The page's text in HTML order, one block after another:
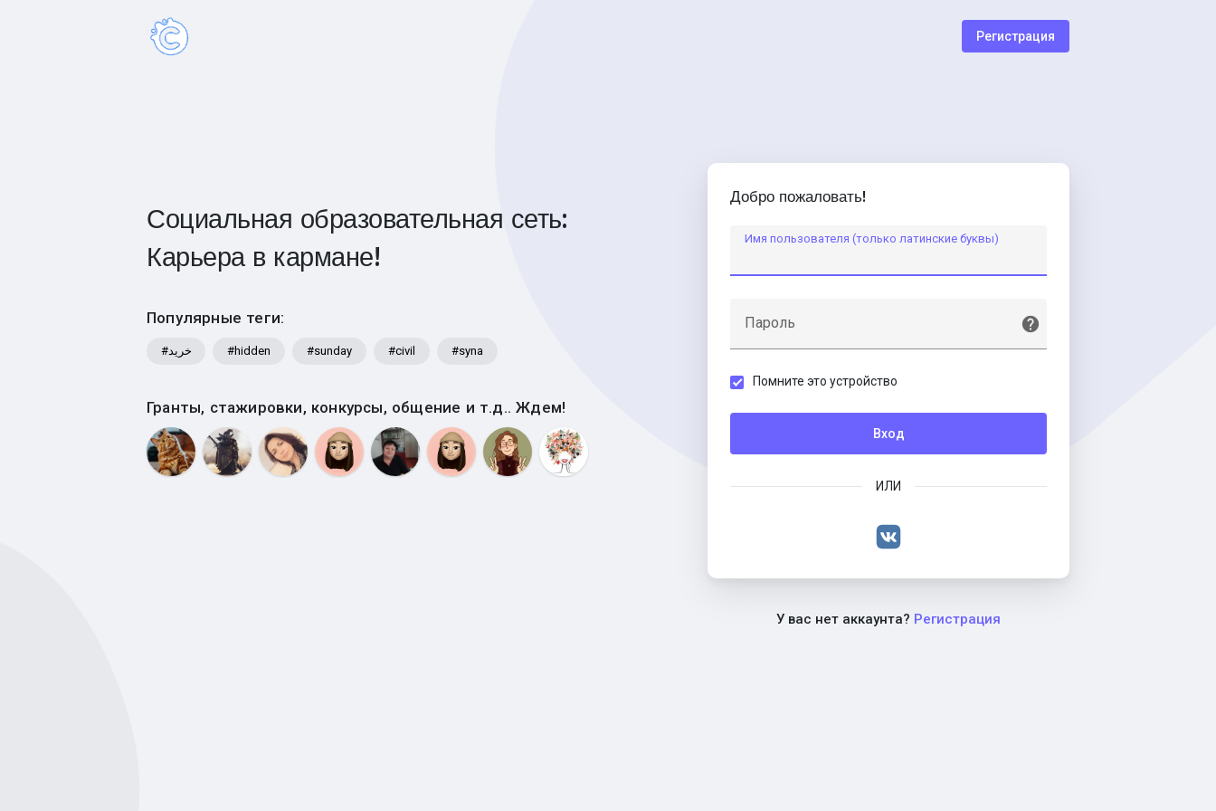
Регистрация
Социальная образовательная сеть:
Карьера в кармане!
Популярные теги:
#خرید #hidden #sunday #civil #syna
Гранты, стажировки, конкурсы, общение и т.д.. Ждем!
Добро пожаловать!
Имя пользователя (только латинские буквы)
Пароль
Помните это устройство
Вход
ИЛИ
У вас нет аккаунта? Регистрация